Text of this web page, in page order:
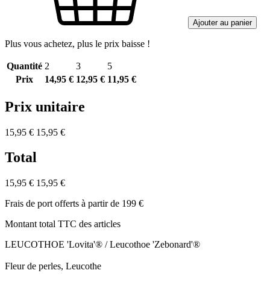
Ajouter au panier
Plus vous achetez, plus le prix baisse !
Quantité 2 3
5
Prix
14,95 € 12,95 € 11,95 €
Prix unitaire
15,95 € 15,95 €
Total
15,95 € 15,95 €
Frais de port offerts à partir de 199 €
Montant total TTC des articles
LEUCOTHOE 'Lovita'® / Leucothoe 'Zebonard'®
Fleur de perles, Leucothe